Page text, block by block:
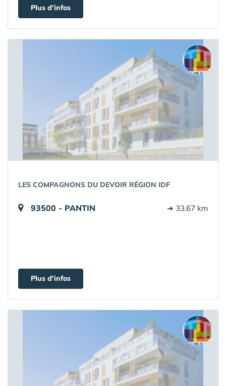
Plus d'infos
LES COMPAGNONS DU DEVOIR RÉGION IDF
93500 - PANTIN ➔ 33.67 km
Plus d'infos